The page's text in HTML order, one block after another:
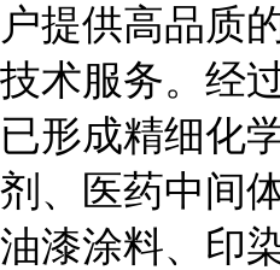
户提供高品质
技术服务。经
已形成精细化
剂、医药中间
油漆涂料、印